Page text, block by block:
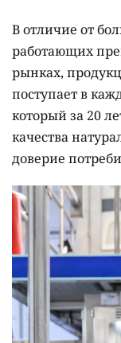
В отличие от
работающих
рынках,
поступает в
который за 20
качества
доверие